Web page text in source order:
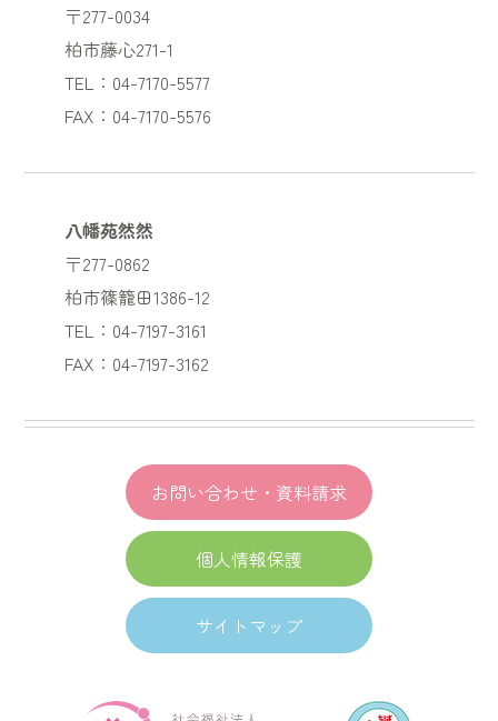
〒277-0034
柏市藤心271-1
TEL：04-7170-5577
FAX：04-7170-5576
八幡苑然然
〒277-0862
柏市篠籠田1386-12
TEL：04-7197-3161
FAX：04-7197-3162
お問い合わせ・資料請求
個人情報保護
サイトマップ